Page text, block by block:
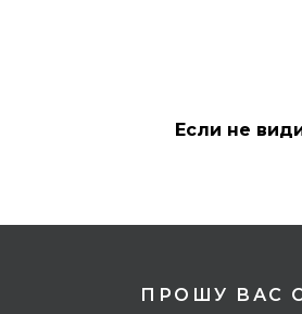
Если не
ПРОШУ ВАС